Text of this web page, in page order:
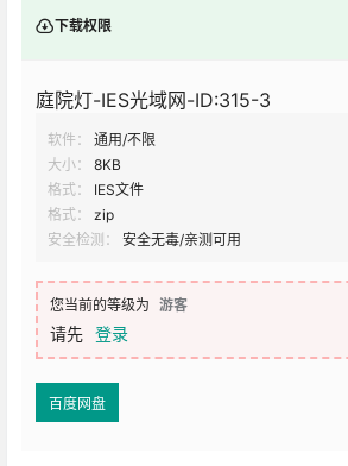
下载权限
庭院灯-IES光域网-ID:315-3
软件：
通用/不限
大小：
8KB
格式：
IES文件
格式：
zip
安全检测：
安全无毒/亲测可用
您当前的等级为 游客
请先 登录
百度网盘